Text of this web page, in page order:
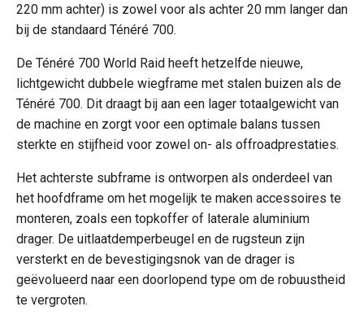
220 mm achter) is zowel voor als achter 20 mm langer dan
bij de standaard Ténéré 700.
De Ténéré 700 World Raid heeft hetzelfde nieuwe,
lichtgewicht dubbele wiegframe met stalen buizen als de
Ténéré 700. Dit draagt bij aan een lager totaalgewicht van
de machine en zorgt voor een optimale balans tussen
sterkte en stijfheid voor zowel on- als offroadprestaties.
Het achterste subframe is ontworpen als onderdeel van
het hoofdframe om het mogelijk te maken accessoires te
monteren, zoals een topkoffer of laterale aluminium
drager. De uitlaatdemperbeugel en de rugsteun zijn
versterkt en de bevestigingsnok van de drager is
geëvolueerd naar een doorlopend type om de robuustheid
te vergroten.